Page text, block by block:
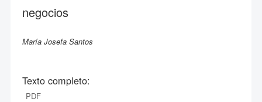
negocios
María Josefa Santos
Texto completo:
PDF